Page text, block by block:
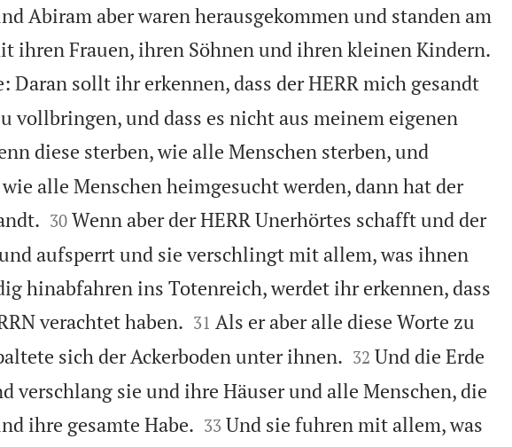
Abiram aber waren herausgekommen und standen am
ihren Frauen, ihren Söhnen und ihren kleinen Kindern.
Daran sollt ihr erkennen, dass der HERR mich gesandt
vollbringen, und dass es nicht aus meinem eigenen
diese sterben, wie alle Menschen sterben, und
alle Menschen heimgesucht werden, dann hat der

30 Wenn aber der HERR Unerhörtes schafft und der
aufsperrt und sie verschlingt mit allem, was ihnen
hinabfahren ins Totenreich, werdet ihr erkennen, dass
verachtet haben.
31 Als er aber alle diese Worte zu
sich der Ackerboden unter ihnen.
32 Und die Erde
verschlang sie und ihre Häuser und alle Menschen, die
ihre gesamte Habe.
33 Und sie fuhren mit allem, was